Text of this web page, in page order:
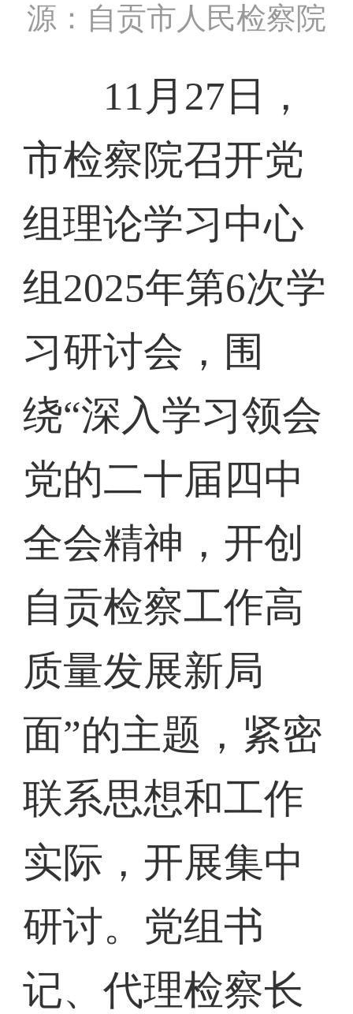
源：自贡市人民检察院
11月27日，
市检察院召开党
组理论学习中心
组2025年第6次学
习研讨会，围
绕“深入学习领会
党的二十届四中
全会精神，开创
自贡检察工作高
质量发展新局
面”的主题，紧密
联系思想和工作
实际，开展集中
研讨。党组书
记、代理检察长